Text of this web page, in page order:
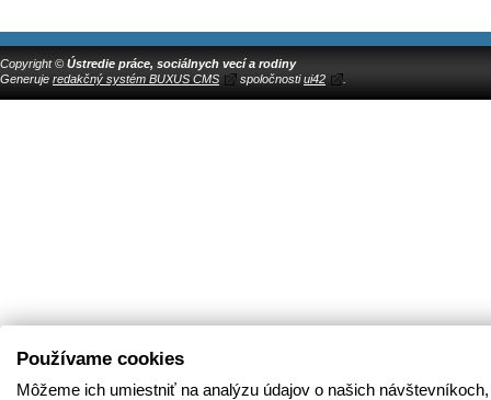
Copyright © Ústredie práce, sociálnych vecí a rodiny
Generuje redakčný systém BUXUS CMS spoločnostiui42
Používame cookies
Môžeme ich umiestniť na analýzu údajov o našich